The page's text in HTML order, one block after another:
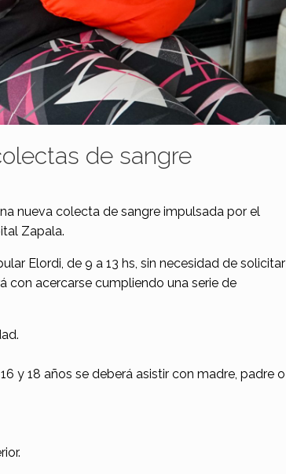
de sangre
nueva colecta de sangre impulsada por el
Zapala.
Elordi, de 9 a 13 hs, sin necesidad de solicitar
con acercarse cumpliendo una serie de
y 18 años se deberá asistir con madre, padre o